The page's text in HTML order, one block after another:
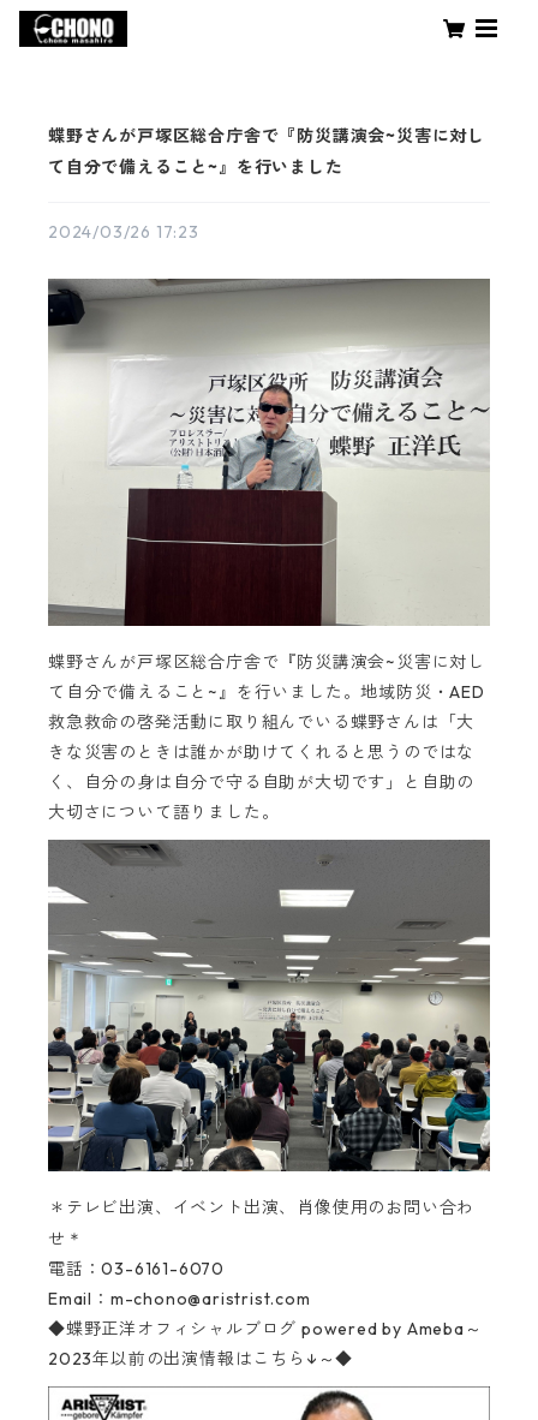
蝶野さんが戸塚区総合庁舎で『防災講演会~災害に対し
て自分で備えること~』を行いました
2024/03/26 17:23
蝶野さんが戸塚区総合庁舎で『防災講演会~災害に対し
て自分で備えること~』を行いました。地域防災・AED
救急救命の啓発活動に取り組んでいる蝶野さんは「大
きな災害のときは誰かが助けてくれると思うのではな
く、自分の身は自分で守る自助が大切です」と自助の
大切さについて語りました。
＊テレビ出演、イベント出演、肖像使用のお問い合わ
せ ＊
電話：03-6161-6070‬
Email： m-chono@aristrist.com
◆蝶野正洋オフィシャルブログ powered by Ameba～
2023年以前の出演情報はこちら↓～◆